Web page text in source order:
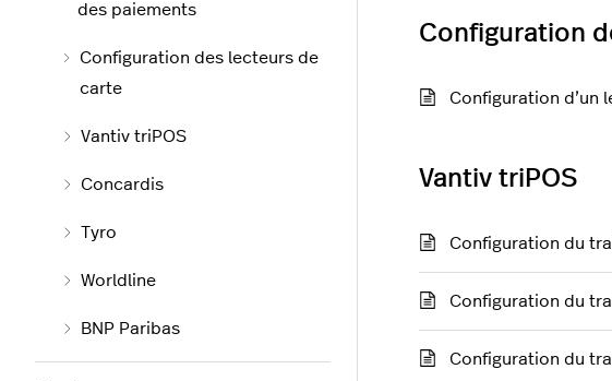
Configuration
Configuration d’un
Vantiv triPOS
Configuration du
Configuration du
Configuration du
des paiements
Configuration des lecteurs de
carte
Vantiv triPOS
Concardis
Tyro
Worldline
BNP Paribas